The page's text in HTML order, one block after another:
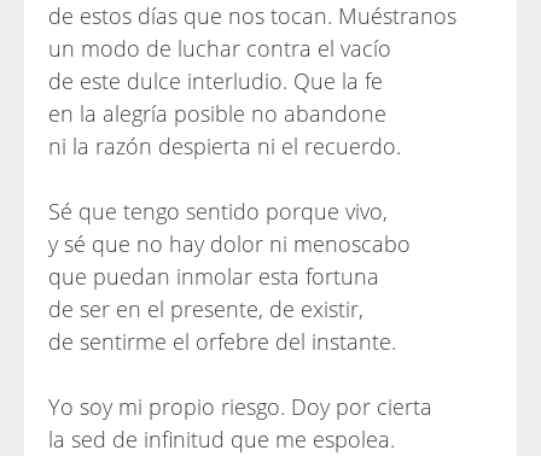
de estos días que nos tocan. Muéstranos
un modo de luchar contra el vacío
de este dulce interludio. Que la fe
en la alegría posible no abandone
ni la razón despierta ni el recuerdo.
Sé que tengo sentido porque vivo,
y sé que no hay dolor ni menoscabo
que puedan inmolar esta fortuna
de ser en el presente, de existir,
de sentirme el orfebre del instante.
Yo soy mi propio riesgo. Doy por cierta
la sed de infinitud que me espolea.